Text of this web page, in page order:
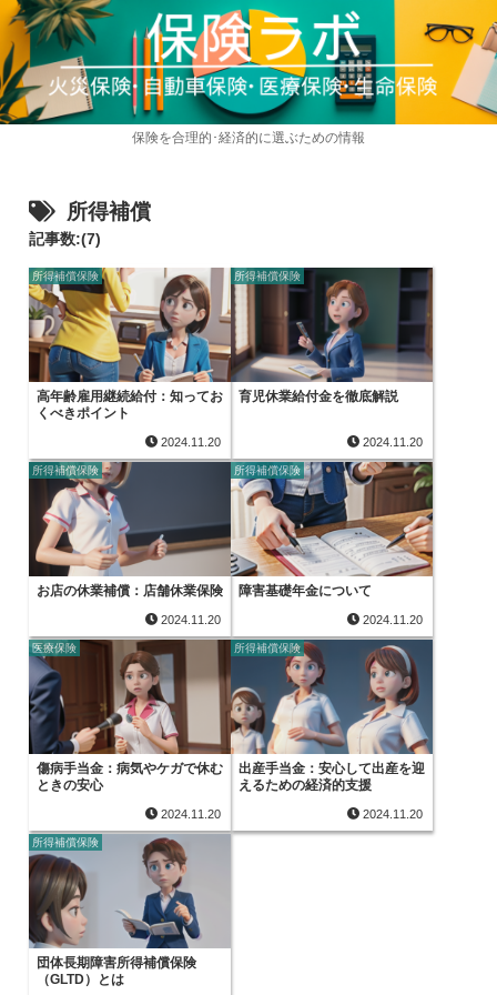
保険を合理的･経済的に選ぶための情報
所得補償
記事数:(7)
所得補償保険
高年齢雇用継続給付：知ってお
くべきポイント
2024.11.20
所得補償保険
育児休業給付金を徹底解説
2024.11.20
所得補償保険
お店の休業補償：店舗休業保険
2024.11.20
所得補償保険
障害基礎年金について
2024.11.20
医療保険
傷病手当金：病気やケガで休む
ときの安心
2024.11.20
所得補償保険
出産手当金：安心して出産を迎
えるための経済的支援
2024.11.20
所得補償保険
団体長期障害所得補償保険
（GLTD）とは